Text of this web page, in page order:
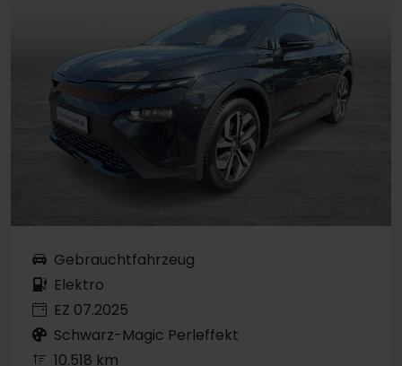
Gebrauchtfahrzeug
Elektro
EZ 07.2025
Schwarz-Magic Perleffekt
10.518 km